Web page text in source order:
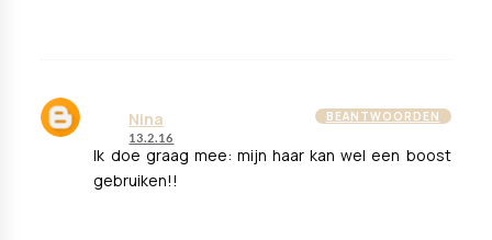
Nina
13.2.16
Ik doe graag mee: mijn haar kan wel een boost
gebruiken!!
BEANTWOORDEN